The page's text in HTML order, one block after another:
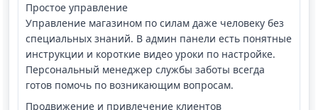
Простое управление
Управление магазином по силам даже человеку без
специальных знаний. В админ панели есть понятные
инструкции и короткие видео уроки по настройке.
Персональный менеджер службы заботы всегда
готов помочь по возникающим вопросам.
Продвижение и привлечение клиентов